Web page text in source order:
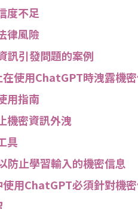
度不足
律風險
訊引發問題的案例
使用ChatGPT時洩露機
用指南
機密資訊外洩
具
防止學習輸入的機密信息
用ChatGPT必須針對機